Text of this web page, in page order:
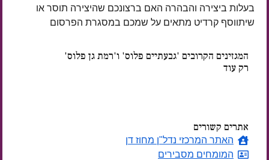
בעלות ביצירה והבהרה האם ברצונכם שהיצירה תוסר או
שיתווסף קרדיט מתאים על שמכם במסגרת הפרסום
המגזינים הקרובים 'גבעתיים פלוס' ו'רמת גן פלוס'
רק עוד
אתרים קשורים
האתר המרכזי נדל"ן מחוז דן
המומחים מסבירים